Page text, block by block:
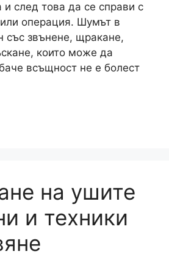
и след това да се справи с
операция. Шумът в
със звънене, щракане,
които може да
всъщност не е болест
на ушите
и техники